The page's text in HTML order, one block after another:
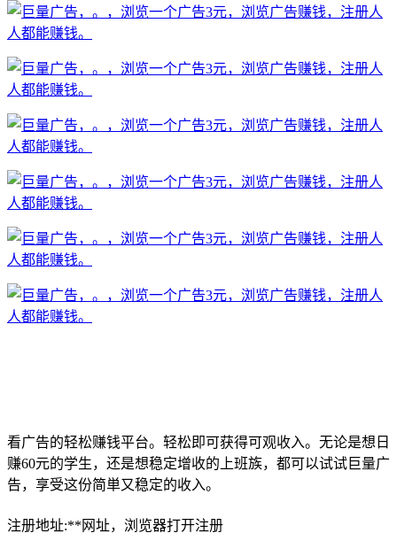
看广告的轻松赚钱平台。轻松即可获得可观收入。无论是想日
赚60元的学生，还是想稳定增收的上班族，都可以试试巨量广
告，享受这份简単又稳定的收入。
注册地址:**网址，浏览器打开注册